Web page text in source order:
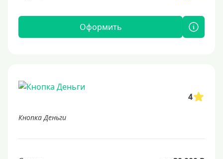
Оформить
4
Кнопка Деньги